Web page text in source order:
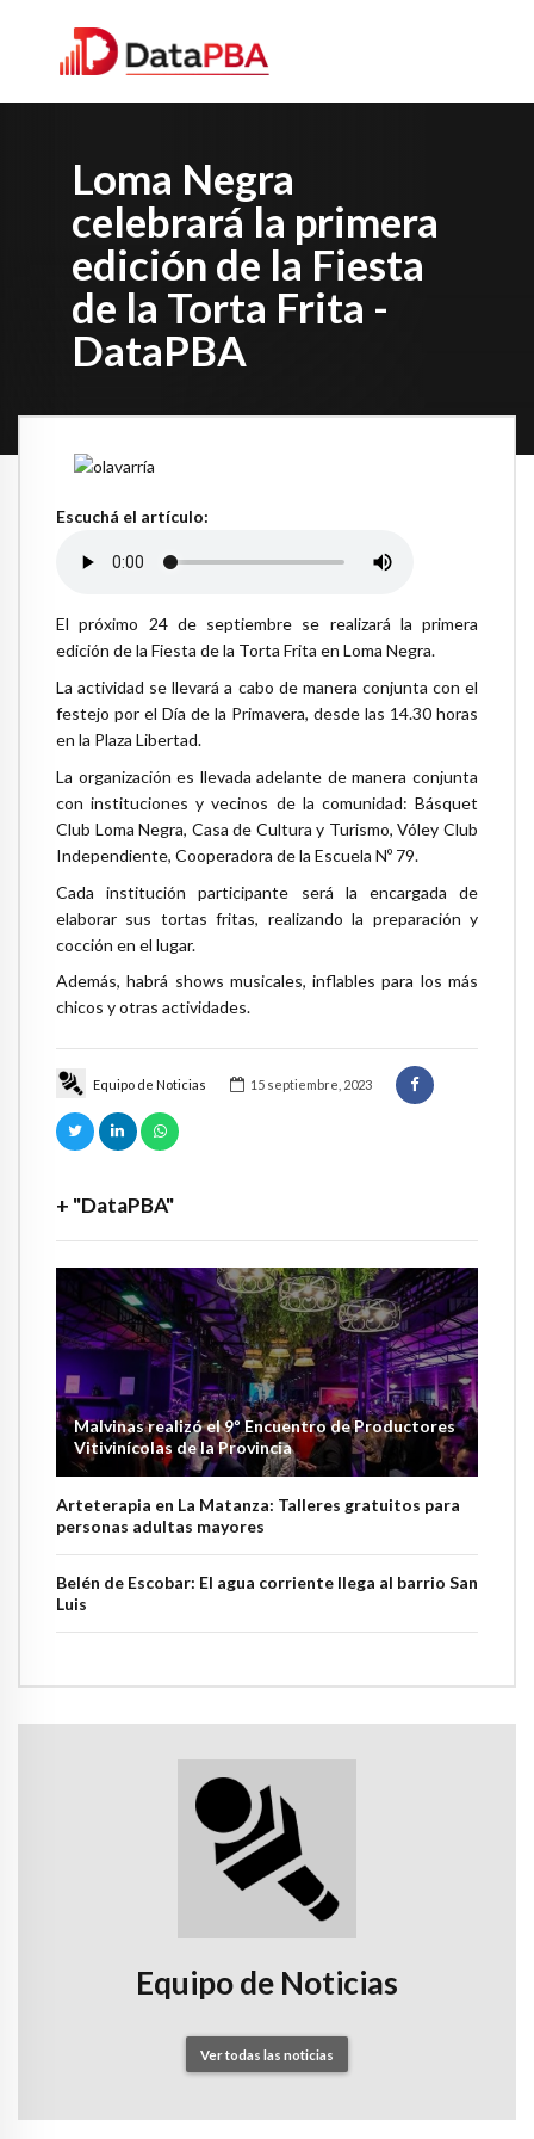
Loma Negra
celebrará la primera
edición de la Fiesta
de la Torta Frita -
DataPBA
Equipo de Noticias 15 septiembre, 2023
+ "DataPBA"
Malvinas realizó el 9º Encuentro de Productores
Vitivinícolas de la Provincia
Arteterapia en La Matanza: Talleres gratuitos para
personas adultas mayores
Belén de Escobar: El agua corriente llega al barrio San
Luis
Escuchá el artículo:
El próximo 24 de septiembre se realizará la primera
edición de la Fiesta de la Torta Frita en Loma Negra.
La actividad se llevará a cabo de manera conjunta con el
festejo por el Día de la Primavera, desde las 14.30 horas
en la Plaza Libertad.
La organización es llevada adelante de manera conjunta
con instituciones y vecinos de la comunidad: Básquet
Club Loma Negra, Casa de Cultura y Turismo, Vóley Club
Independiente, Cooperadora de la Escuela Nº 79.
Cada institución participante será la encargada de
elaborar sus tortas fritas, realizando la preparación y
cocción en el lugar.
Además, habrá shows musicales, inflables para los más
chicos y otras actividades.
Equipo de Noticias
Ver todas las noticias